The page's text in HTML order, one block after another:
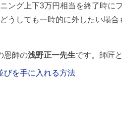
ング上下3万円相当を終了時に
うしても一時的に外したい場合
恩師の浅野正一先生です。師匠